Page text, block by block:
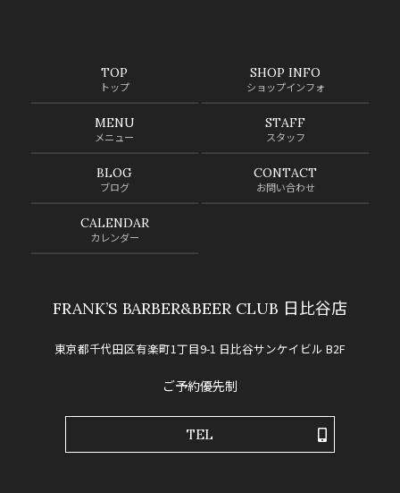
TOP
トップ
SHOP INFO
ショップインフォ
MENU
メニュー
STAFF
スタッフ
BLOG
ブログ
CONTACT
お問い合わせ
CALENDAR
カレンダー
FRANK’S BARBER&BEER CLUB 日比谷店
東京都千代田区有楽町1丁目9-1 日比谷サンケイビル B2F
ご予約優先制
TEL